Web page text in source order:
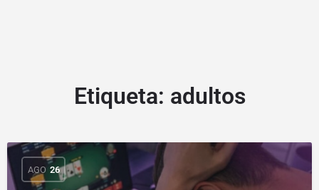
Etiqueta: adultos
AGO 26